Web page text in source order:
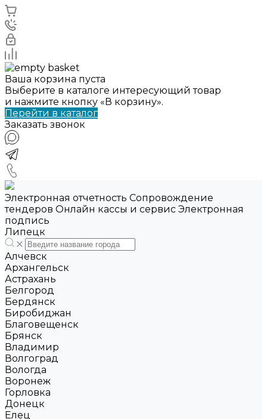
Ваша корзина пуста
Выберите в каталоге интересующий товар
и нажмите кнопку «В корзину».
Перейти в каталог
Заказать звонок
Электронная отчетность Сопровождение
тендеров Онлайн кассы и сервис Электронная
подпись
Липецк
Алчевск
Архангельск
Астрахань
Белгород
Бердянск
Биробиджан
Благовещенск
Брянск
Владимир
Волгоград
Вологда
Воронеж
Горловка
Донецк
Елец